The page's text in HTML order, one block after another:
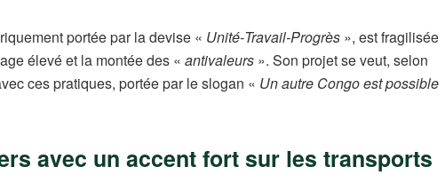
portée par la devise « Unité‑Travail‑Progrès », est fragilisée
élevé et la montée des « antivaleurs ». Son projet se veut, selon
ces pratiques, portée par le slogan « Un autre Congo est possible
avec un accent fort sur les transports